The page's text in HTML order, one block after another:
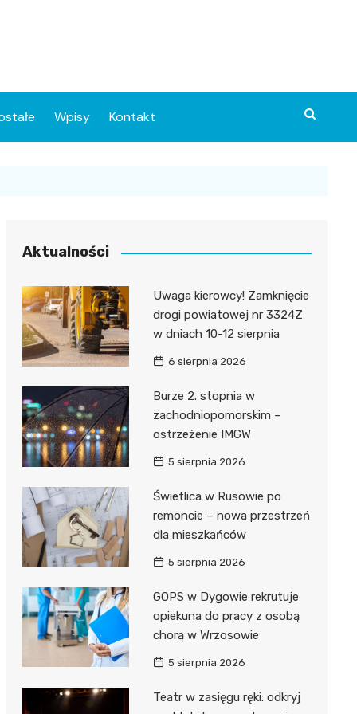
Wpisy Kontakt
Aktualności
Uwaga kierowcy! Zamknięcie
drogi powiatowej nr 3324Z
w dniach 10-12 sierpnia
6 sierpnia 2026
Burze 2. stopnia w
zachodniopomorskim –
ostrzeżenie IMGW
5 sierpnia 2026
Świetlica w Rusowie po
remoncie – nowa przestrzeń
dla mieszkańców
5 sierpnia 2026
GOPS w Dygowie rekrutuje
opiekuna do pracy z osobą
chorą w Wrzosowie
5 sierpnia 2026
Teatr w zasięgu ręki: odkryj